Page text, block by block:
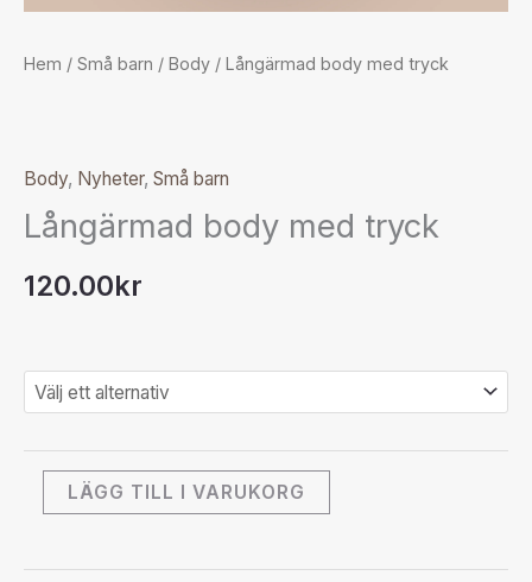
Hem / Små barn / Body / Långärmad body med tryck
Body, Nyheter, Små barn
Långärmad body med tryck
120.00kr
LÄGG TILL I VARUKORG